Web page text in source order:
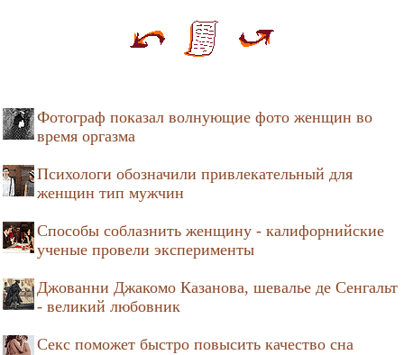
Фотограф показал волнующие фото женщин во
время оргазма
Психологи обозначили привлекательный для
женщин тип мужчин
Способы соблазнить женщину - калифорнийские
ученые провели эксперименты
Джованни Джакомо Казанова, шевалье де Сенгальт
- великий любовник
Секс поможет быстро повысить качество сна